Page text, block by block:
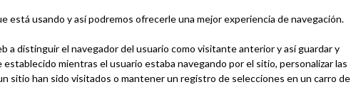
está usando y así podremos ofrecerle una mejor experiencia de navegación.
a distinguir el navegador del usuario como visitante anterior y así guardar y
mientras el usuario estaba navegando por el sitio, personalizar las
sitio han sido visitados o mantener un registro de selecciones en un carro de